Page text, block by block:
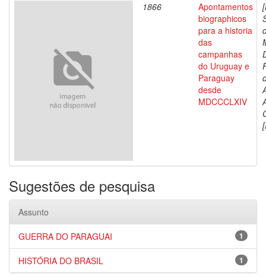
1866
Apontamentos
biographicos
para a historia
das
campanhas
do Uruguay e
Paraguay
desde
MDCCCLXIV
Sugestões de pesquisa
Assunto
1
GUERRA DO PARAGUAI
1
HISTÓRIA DO BRASIL